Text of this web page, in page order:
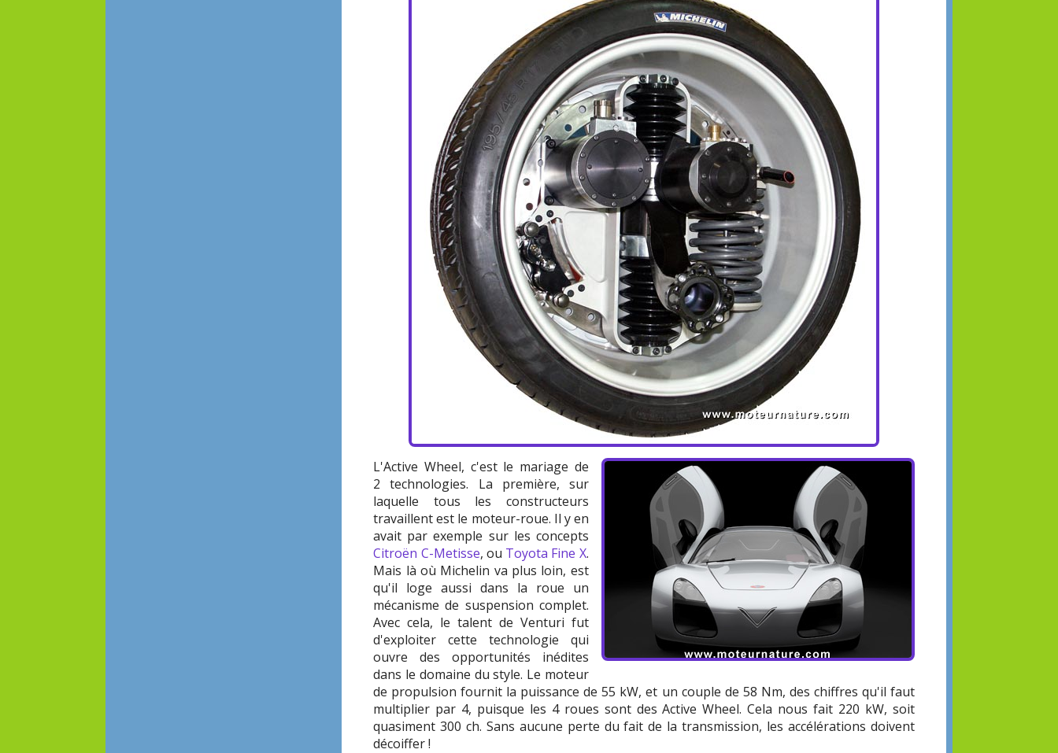
L'Active Wheel, c'est le mariage de
2 technologies. La première, sur
laquelle tous les constructeurs
travaillent est le moteur-roue. Il y en
avait par exemple sur les concepts
Citroën C-Metisse, ou Toyota Fine X.
Mais là où Michelin va plus loin, est
qu'il loge aussi dans la roue un
mécanisme de suspension complet.
Avec cela, le talent de Venturi fut
d'exploiter cette technologie qui
ouvre des opportunités inédites
dans le domaine du style. Le moteur
de propulsion fournit la puissance de 55 kW, et un couple de 58 Nm, des chiffres qu'il faut
multiplier par 4, puisque les 4 roues sont des Active Wheel. Cela nous fait 220 kW, soit
quasiment 300 ch. Sans aucune perte du fait de la transmission, les accélérations doivent
décoiffer !